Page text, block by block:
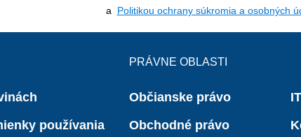
a Politikou ochrany súkromia a osobných
používania
PRÁVNE OBLASTI
Občianske právo
Obchodné právo